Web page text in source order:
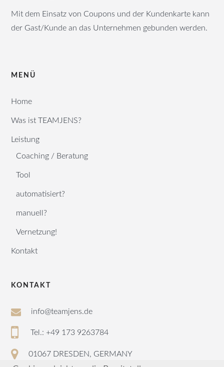
Mit dem Einsatz von Coupons und der Kundenkarte kann
der Gast/Kunde an das Unternehmen gebunden werden.
MENÜ
Home
Was ist TEAMJENS?
Leistung
Coaching / Beratung
Tool
automatisiert?
manuell?
Vernetzung!
Kontakt
KONTAKT
info@teamjens.de
Tel.: +49 173 9263784
01067 DRESDEN, GERMANY